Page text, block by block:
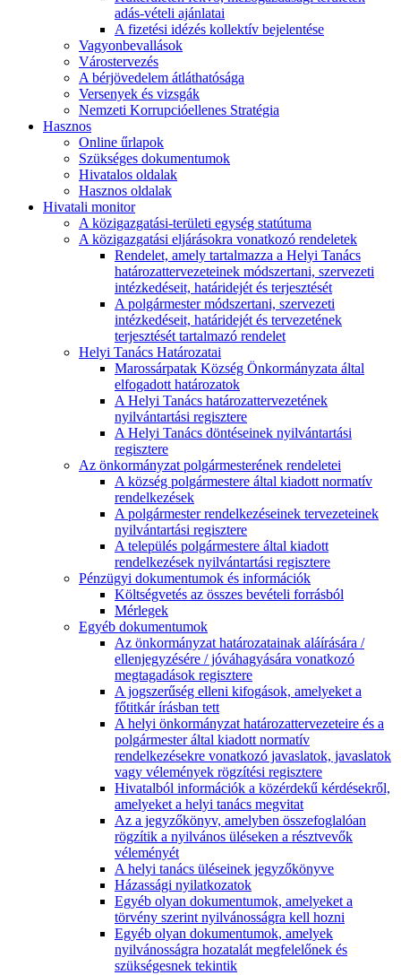
adás-vételi ajánlatai
A fizetési idézés kollektív bejelentése
Vagyonbevallások
Várostervezés
A bérjövedelem átláthatósága
Versenyek és vizsgák
Nemzeti Korrupcióellenes Stratégia
Hasznos
Online űrlapok
Szükséges dokumentumok
Hivatalos oldalak
Hasznos oldalak
Hivatali monitor
A közigazgatási-területi egység statútuma
A közigazgatási eljárásokra vonatkozó rendeletek
Rendelet, amely tartalmazza a Helyi Tanács
határozattervezeteinek módszertani, szervezeti
intézkedéseit, határidejét és terjesztését
A polgármester módszertani, szervezeti
intézkedéseit, határidejét és tervezetének
terjesztését tartalmazó rendelet
Helyi Tanács Határozatai
Marossárpatak Község Önkormányzata által
elfogadott határozatok
A Helyi Tanács határozattervezetének
nyilvántartási regisztere
A Helyi Tanács döntéseinek nyilvántartási
regisztere
Az önkormányzat polgármesterének rendeletei
A község polgármestere által kiadott normatív
rendelkezések
A polgármester rendelkezéseinek tervezeteinek
nyilvántartási regisztere
A település polgármestere által kiadott
rendelkezések nyilvántartási regisztere
Pénzügyi dokumentumok és információk
Költségvetés az összes bevételi forrásból
Mérlegek
Egyéb dokumentumok
Az önkormányzat határozatainak aláírására /
ellenjegyzésére / jóváhagyására vonatkozó
megtagadások regisztere
A jogszerűség elleni kifogások, amelyeket a
főtitkár írásban tett
A helyi önkormányzat határozattervezeteire és a
polgármester által kiadott normatív
rendelkezésekre vonatkozó javaslatok, javaslatok
vagy vélemények rögzítési regisztere
Hivatalból információk a közérdekű kérdésekről,
amelyeket a helyi tanács megvitat
Az a jegyzőkönyv, amelyben összefoglalóan
rögzítik a nyilvános üléseken a résztvevők
véleményét
A helyi tanács üléseinek jegyzőkönyve
Házassági nyilatkozatok
Egyéb olyan dokumentumok, amelyeket a
törvény szerint nyilvánosságra kell hozni
Egyéb olyan dokumentumok, amelyek
nyilvánosságra hozatalát megfelelőnek és
szükségesnek tekintik